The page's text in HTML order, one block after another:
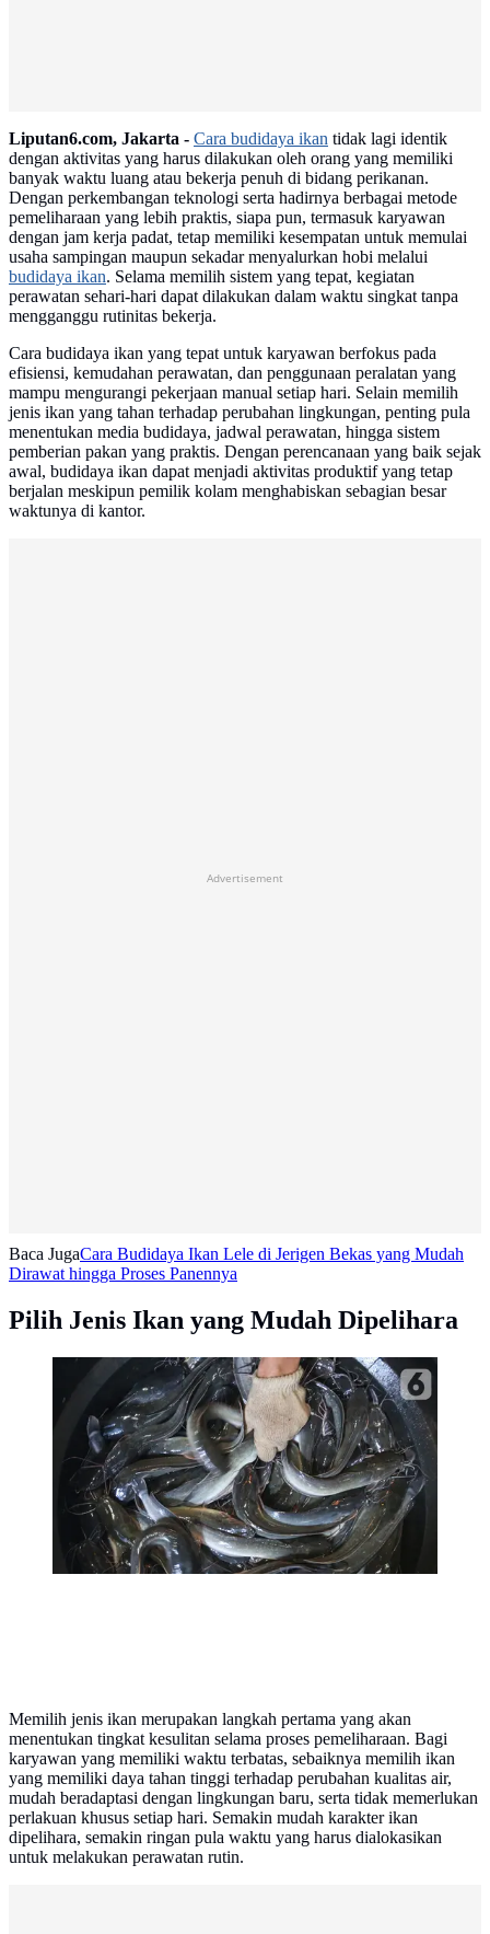
Liputan6.com, Jakarta - Cara budidaya ikan tidak lagi identik
dengan aktivitas yang harus dilakukan oleh orang yang memiliki
banyak waktu luang atau bekerja penuh di bidang perikanan.
Dengan perkembangan teknologi serta hadirnya berbagai metode
pemeliharaan yang lebih praktis, siapa pun, termasuk karyawan
dengan jam kerja padat, tetap memiliki kesempatan untuk memulai
usaha sampingan maupun sekadar menyalurkan hobi melalui
budidaya ikan. Selama memilih sistem yang tepat, kegiatan
perawatan sehari-hari dapat dilakukan dalam waktu singkat tanpa
mengganggu rutinitas bekerja.
Cara budidaya ikan yang tepat untuk karyawan berfokus pada
efisiensi, kemudahan perawatan, dan penggunaan peralatan yang
mampu mengurangi pekerjaan manual setiap hari. Selain memilih
jenis ikan yang tahan terhadap perubahan lingkungan, penting pula
menentukan media budidaya, jadwal perawatan, hingga sistem
pemberian pakan yang praktis. Dengan perencanaan yang baik sejak
awal, budidaya ikan dapat menjadi aktivitas produktif yang tetap
berjalan meskipun pemilik kolam menghabiskan sebagian besar
waktunya di kantor.
Advertisement
Baca JugaCara Budidaya Ikan Lele di Jerigen Bekas yang Mudah
Dirawat hingga Proses Panennya
Pilih Jenis Ikan yang Mudah Dipelihara
Ikan Lele yang siap dipotong sebelum dilakukan
pengasapan di Desa Pengasinan, Gunung Sindur,
Bogor, Rabu (30/9/2020). Selama pandemi Covid-19,
pengasapan lele yang dibeli oleh pengepul atau
langsung ke pembeli tidak begitu berdampak besar
pada penjualan. (Liputan6.com/Fery Pradolo)
Memilih jenis ikan merupakan langkah pertama yang akan
menentukan tingkat kesulitan selama proses pemeliharaan. Bagi
karyawan yang memiliki waktu terbatas, sebaiknya memilih ikan
yang memiliki daya tahan tinggi terhadap perubahan kualitas air,
mudah beradaptasi dengan lingkungan baru, serta tidak memerlukan
perlakuan khusus setiap hari. Semakin mudah karakter ikan
dipelihara, semakin ringan pula waktu yang harus dialokasikan
untuk melakukan perawatan rutin.